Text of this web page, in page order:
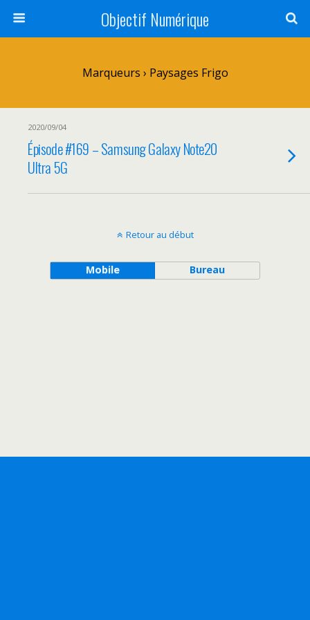
Objectif Numérique
Marqueurs › Paysages Frigo
2020/09/04
Épisode #169 – Samsung Galaxy Note20
Ultra 5G
Retour au début
Mobile Bureau